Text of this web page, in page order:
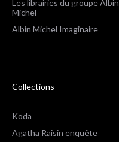
Les librairies du groupe Albin
Michel
Albin Michel Imaginaire
Collections
Koda
Agatha Raisin enquête